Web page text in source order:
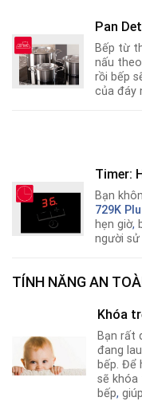
Pan
Bếp từ
nấu
rồi bếp
của đáy
Timer:
Bạn
729K
hẹn giờ,
người sử
TÍNH NĂNG AN
Khóa
Bạn rất
đang
bếp. Để
sẽ khóa
bếp,